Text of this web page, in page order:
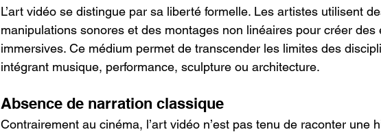
L’art vidéo se distingue par sa liberté formelle. Les artistes utilisent
manipulations sonores et des montages non linéaires pour créer des
immersives. Ce médium permet de transcender les limites des
intégrant musique, performance, sculpture ou architecture.
Absence de narration classique
Contrairement au cinéma, l’art vidéo n’est pas tenu de raconter une